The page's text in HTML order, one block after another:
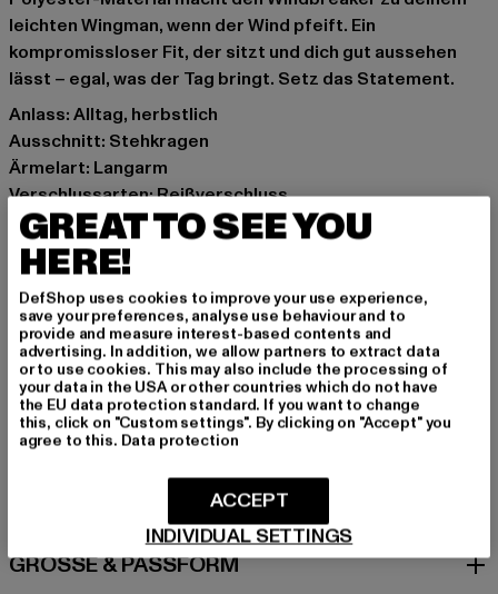
leichten Wingman, wenn der Wind pfeift. Ein
kompromissloser Fit, der sitzt und dich gut aussehen
lässt – egal, was der Tag bringt. Setz das Statement.
Anlass: Alltag, herbstlich
Ausschnitt: Stehkragen
Ärmelart: Langarm
Verschlussarten: Reißverschluss
Schnitt: Normal
Marke: Urban Classics
Kat.: Übergangsjacken
Farbe: schwarz, weiß
Hersteller Farbe: white/black
Materialzusammensetzung: 100% Polyester
Art.Nr: TB3638-01248
Hersteller: TB International GmbH |info@tbint.de
GRÖSSE & PASSFORM
GREAT TO SEE YOU
HERE!
DefShop uses cookies to improve your use experience,
save your preferences, analyse use behaviour and to
provide and measure interest-based contents and
advertising. In addition, we allow partners to extract data
or to use cookies. This may also include the processing of
your data in the USA or other countries which do not have
the EU data protection standard. If you want to change
this, click on "Custom settings". By clicking on "Accept" you
agree to this. Data protection
INDIVIDUAL SETTINGS
ACCEPT